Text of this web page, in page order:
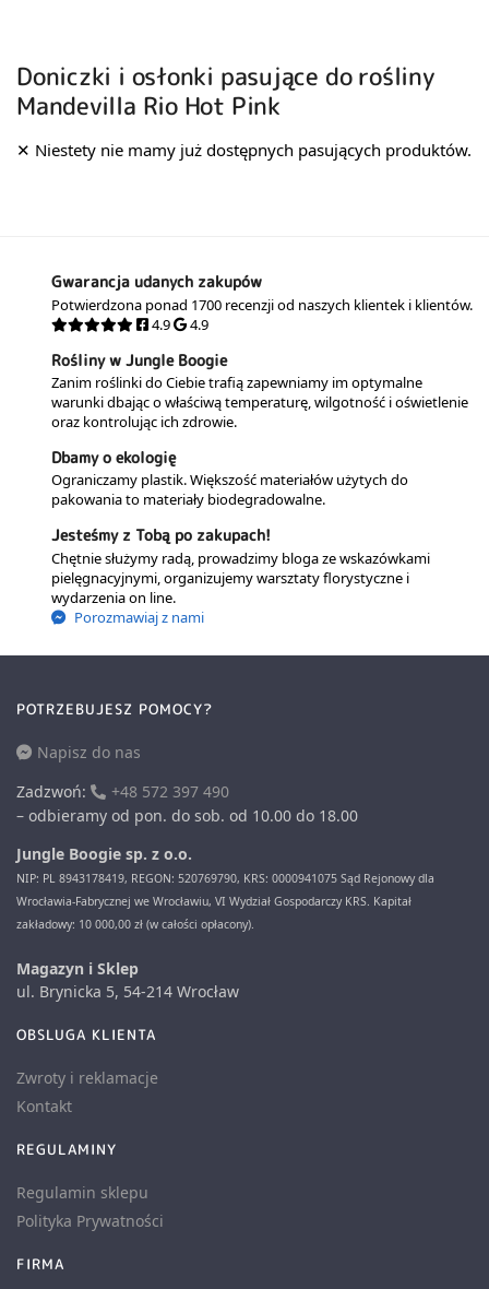
Doniczki i osłonki pasujące do rośliny
Mandevilla Rio Hot Pink
Gwarancja udanych zakupów
Potwierdzona ponad 1700 recenzji od naszych klientek i klientów.
4.9
4.9
Rośliny w Jungle Boogie
Zanim roślinki do Ciebie trafią zapewniamy im optymalne
warunki dbając o właściwą temperaturę, wilgotność i oświetlenie
oraz kontrolując ich zdrowie.
Dbamy o ekologię
Ograniczamy plastik. Większość materiałów użytych do
pakowania to materiały biodegradowalne.
Jesteśmy z Tobą po zakupach!
Chętnie służymy radą, prowadzimy bloga ze wskazówkami
pielęgnacyjnymi, organizujemy warsztaty florystyczne i
wydarzenia on line.
Porozmawiaj z nami
POTRZEBUJESZ POMOCY?
Napisz do nas
Zadzwoń:
+48 572 397 490
– odbieramy od pon. do sob. od 10.00 do 18.00
Jungle Boogie sp. z o.o.
NIP: PL 8943178419, REGON: 520769790, KRS: 0000941075 Sąd Rejonowy dla
Wrocławia-Fabrycznej we Wrocławiu, VI Wydział Gospodarczy KRS. Kapitał
zakładowy: 10 000,00 zł (w całości opłacony).
Magazyn i Sklep
ul. Brynicka 5, 54-214 Wrocław
OBSLUGA KLIENTA
Zwroty i reklamacje
Kontakt
REGULAMINY
Regulamin sklepu
Polityka Prywatności
FIRMA